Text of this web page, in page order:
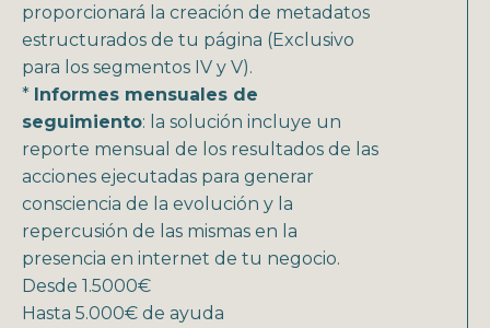
proporcionará la creación de metadatos
estructurados de tu página (Exclusivo
para los segmentos IV y V).
* Informes mensuales de
seguimiento: la solución incluye un
reporte mensual de los resultados de las
acciones ejecutadas para generar
consciencia de la evolución y la
repercusión de las mismas en la
presencia en internet de tu negocio.
Desde 1.5000€
Hasta 5.000€ de ayuda